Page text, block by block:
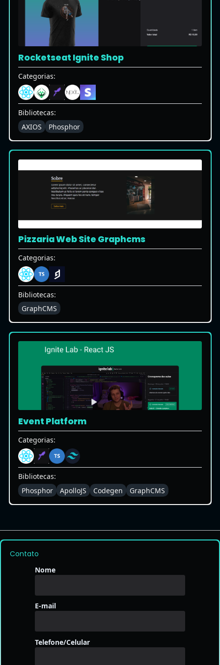
Rocketseat Ignite Shop
Categorias:
Bibliotecas:
AXIOS
Phosphor
Pizzaria Web Site Graphcms
Categorias:
Bibliotecas:
GraphCMS
Event Platform
Categorias:
Bibliotecas:
Phosphor
ApolloJS Codegen GraphCMS
Contato
Nome
E-mail
Telefone/Celular